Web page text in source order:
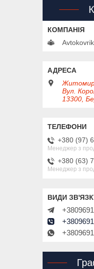
Avtokovrik
Вул.
13300,
+380 (97)
Менеджер з
+380 (63)
Менеджер з